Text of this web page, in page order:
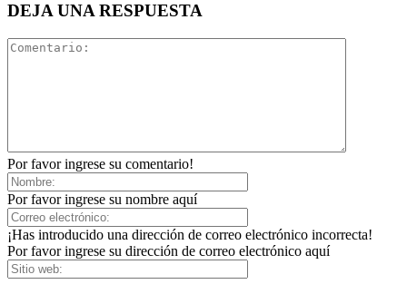
DEJA UNA RESPUESTA
Por favor ingrese su comentario!
Por favor ingrese su nombre aquí
¡Has introducido una dirección de correo electrónico incorrecta!
Por favor ingrese su dirección de correo electrónico aquí